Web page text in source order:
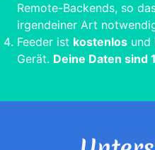
Remote-Backends, so
irgendeiner Art
Feeder ist kostenlos und
Gerät. Deine Daten sind